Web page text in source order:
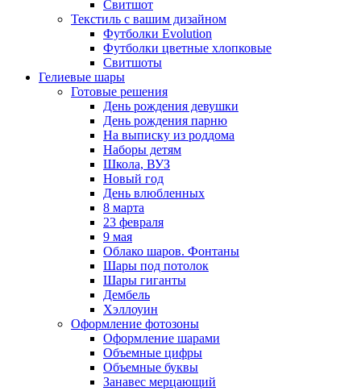
Свитшот
Текстиль с вашим дизайном
Футболки Evolution
Футболки цветные хлопковые
Свитшоты
Гелиевые шары
Готовые решения
День рождения девушки
День рождения парню
На выписку из роддома
Наборы детям
Школа, ВУЗ
Новый год
День влюбленных
8 марта
23 февраля
9 мая
Облако шаров. Фонтаны
Шары под потолок
Шары гиганты
Дембель
Хэллоуин
Оформление фотозоны
Оформление шарами
Объемные цифры
Объемные буквы
Занавес мерцающий